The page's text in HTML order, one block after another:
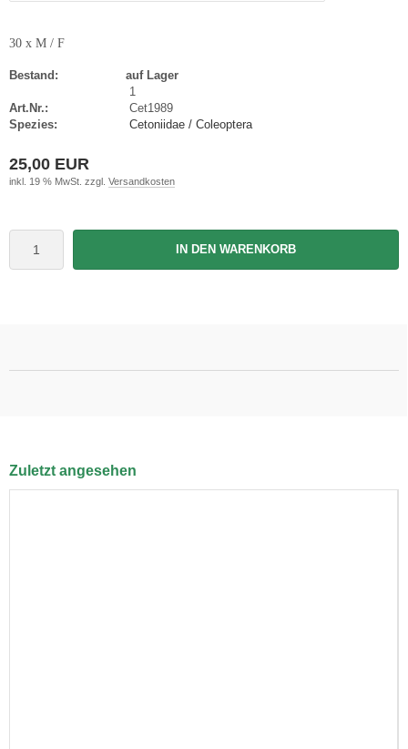
30 x M / F
Bestand:
auf Lager
1
Art.Nr.:
Cet1989
Spezies:
Cetoniidae / Coleoptera
25,00 EUR
inkl. 19 % MwSt. zzgl. Versandkosten
IN DEN WARENKORB
Zuletzt angesehen